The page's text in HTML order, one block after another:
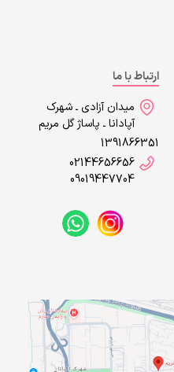
ارتباط با ما
میدان آزادی ـ شهرک
آپادانا ـ پاساژ گل مریم
1391866351
02144656656
09019447704